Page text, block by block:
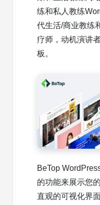
练和私人教练
代生活/商业教练
疗师，动机演讲
板。
BeTop
的功能来展示您
直观的可视化界